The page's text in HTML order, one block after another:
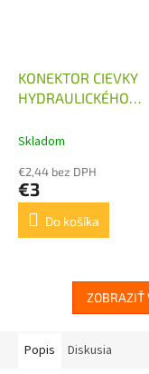
KONEKTOR CIEVKY
HYDRAULICKÉHO
Skladom
€2,44 bez DPH
€3
Do košíka
ZOBRAZIŤ
Popis Diskusia